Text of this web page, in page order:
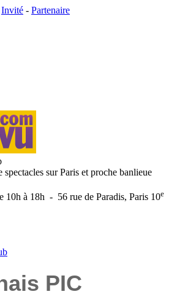
Invité - Partenaire
sur Paris et proche banlieue
10h à 18h - 56 rue de Paradis, Paris 10e
PIC